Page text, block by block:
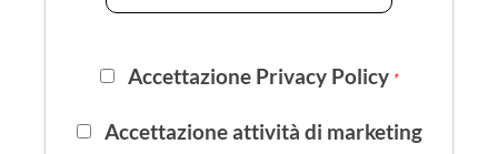
Accettazione Privacy Policy *
Accettazione attività di marketing